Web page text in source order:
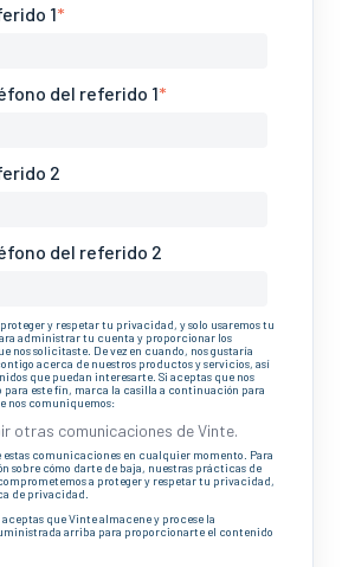
1*
del referido 1*
2
del referido 2
y respetar tu privacidad, y solo usaremos tu
administrar tu cuenta y proporcionar los
nos solicitaste. De vez en cuando, nos gustaría
acerca de nuestros productos y servicios, así
que puedan interesarte. Si aceptas que nos
este fin, marca la casilla a continuación para
nos comuniquemos:
otras comunicaciones de Vinte.
estas comunicaciones en cualquier momento. Para
sobre cómo darte de baja, nuestras prácticas de
a proteger y respetar tu privacidad,
de privacidad.
que Vinte almacene y procese la
arriba para proporcionarte el contenido